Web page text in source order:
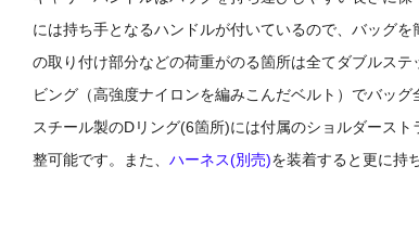
には持ち手となるハンドルが付いているので、バッグ
の取り付け部分などの荷重がのる箇所は全てダブルス
ビング（高強度ナイロンを編みこんだベルト）でバッグ
スチール製のDリング(6箇所)には付属のショルダース
整可能です。また、 ハーネス(別売)を装着すると更に持